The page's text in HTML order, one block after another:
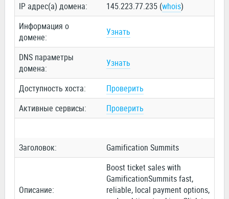
IP адрес(а) домена:
145.223.77.235 (whois)
Информация о
домене:
Узнать
DNS параметры
домена:
Узнать
Доступность хоста:
Проверить
Активные сервисы:
Проверить
Заголовок: Gamification Summits
Описание:
Boost ticket sales with
GamificationSummits fast,
reliable, local payment options,